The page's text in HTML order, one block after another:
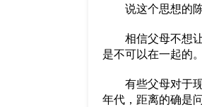
说这个思想的陈
相信父母不想让
是不可以在一起的
有些父母对于现
年代，距离的确是